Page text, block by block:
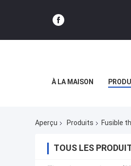
À LA MAISON
Aperçu Produits Fusible
TOUS LES